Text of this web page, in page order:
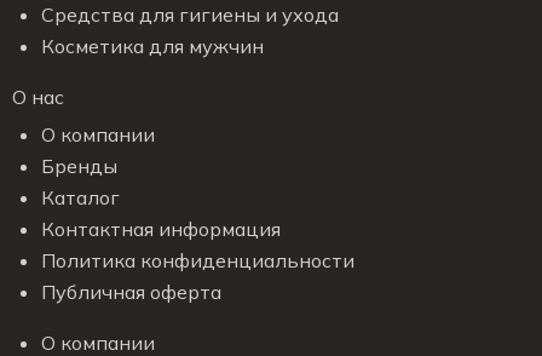
Средства для гигиены и ухода
Косметика для мужчин
О нас
О компании
Бренды
Каталог
Контактная информация
Политика конфиденциальности
Публичная оферта
О компании